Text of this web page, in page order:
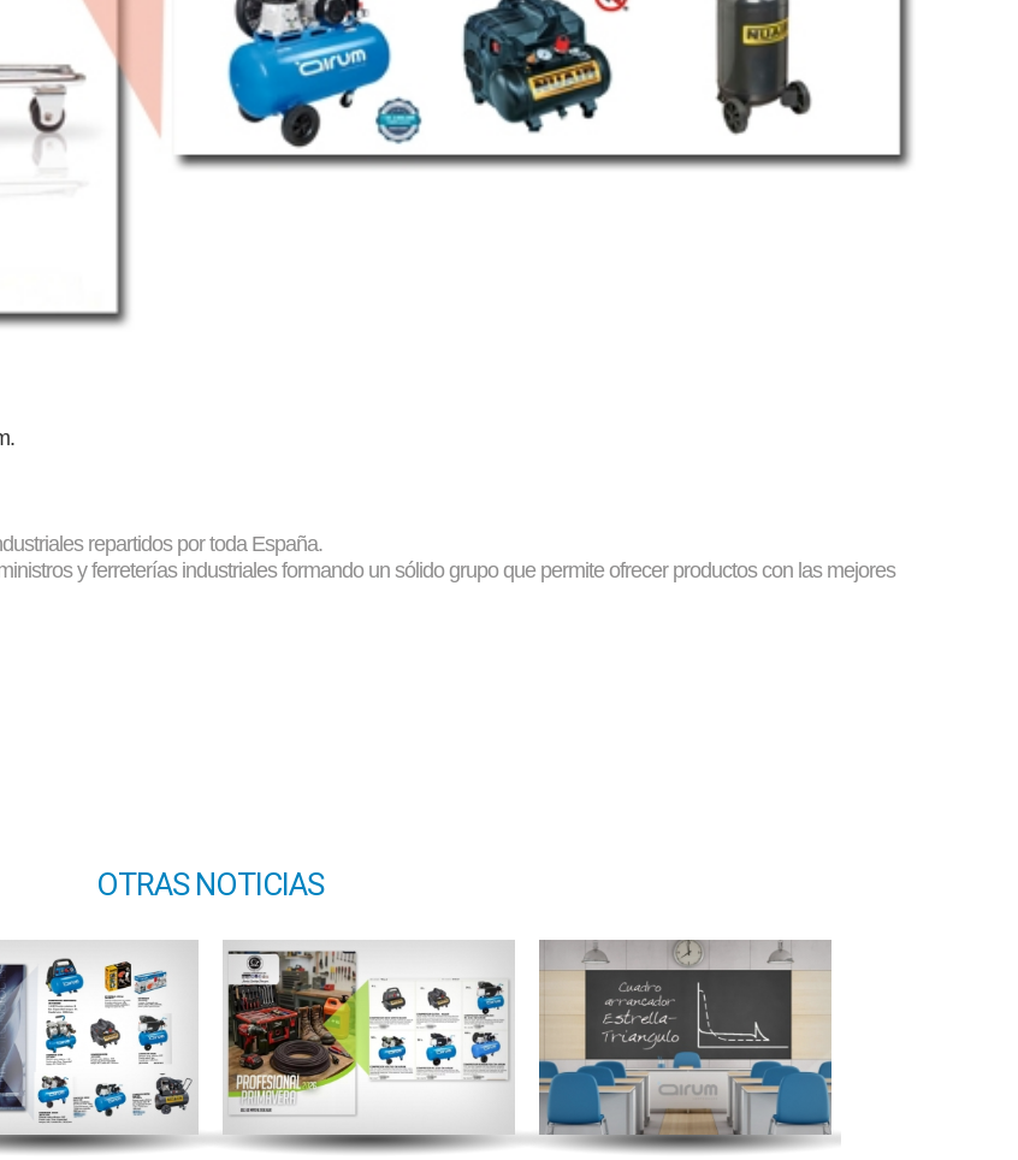
repartidos por toda España.
y ferreterías industriales formando un sólido grupo que permite ofrecer productos con las mejores
OTRAS NOTICIAS